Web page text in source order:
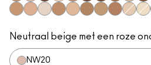
NC37NW20
NC55NC13NW35NW55NW50NC45NW15
Neutraal beige met een roze
NW20